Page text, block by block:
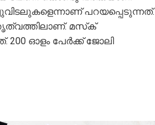
പറയപ്പെടുന്നത്.
മസ്‌ക്
200 ഓളം പേർക്ക് ജോലി